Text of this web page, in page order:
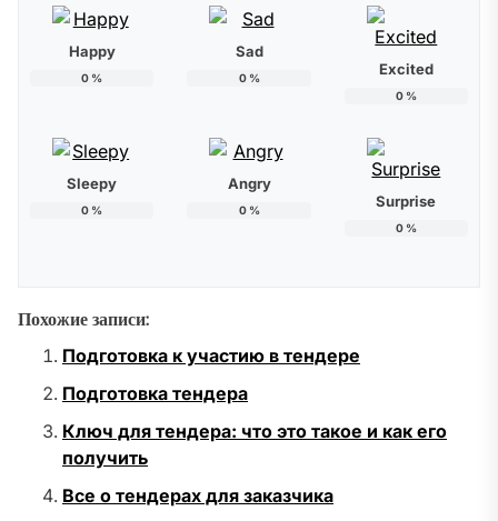
Happy
0 %
Sad
0% Excited
0%
Sleepy
0 %
Angry
0% Surprise
0%
Похожие записи:
Подготовка к участию в тендере
Подготовка тендера
Ключ для тендера: что это такое и как его
получить
Все о тендерах для заказчика